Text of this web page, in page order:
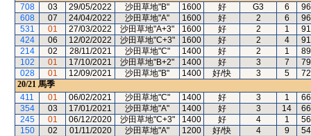
708
03 29/05/2022 沙田草地"B" 1600 好 G3 6
96
608
07 24/04/2022 沙田草地"A" 1600 好 2 6
96
531
01 27/03/2022 沙田草地"A+3" 1600 好 2 1
91
424
06 12/02/2022 沙田草地"C+3" 1600 好 2 4
91
214
02 28/11/2021 沙田草地"C" 1400 好 2 1
89
102
01 17/10/2021 沙田草地"B+2" 1400 好 3 7
79
028
01 12/09/2021 沙田草地"B" 1400 好/快 3 5
72
20/21 馬季
411
01 06/02/2021 沙田草地"C" 1400 好 3 1
66
354
03 17/01/2021 沙田草地"A" 1400 好 3 14
66
245
01 06/12/2020 沙田草地"C+3" 1400 好 4 1
56
150
02 01/11/2020 沙田草地"A" 1200 好/快 4 9
54